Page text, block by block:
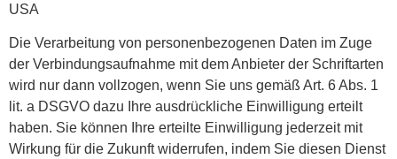
USA
Die Verarbeitung von personenbezogenen Daten im Zuge
der Verbindungsaufnahme mit dem Anbieter der Schriftarten
wird nur dann vollzogen, wenn Sie uns gemäß Art. 6 Abs. 1
lit. a DSGVO dazu Ihre ausdrückliche Einwilligung erteilt
haben. Sie können Ihre erteilte Einwilligung jederzeit mit
Wirkung für die Zukunft widerrufen, indem Sie diesen Dienst